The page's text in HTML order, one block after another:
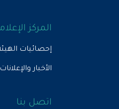
المركز الإعلامي
إحصائيات الهيئة
الأخبار والإعلانات
اتصل بنا